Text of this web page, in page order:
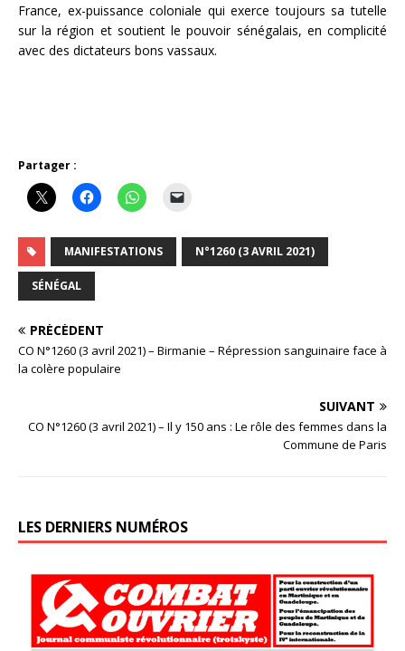
France, ex-puissance coloniale qui exerce toujours sa tutelle
sur la région et soutient le pouvoir sénégalais, en complicité
avec des dictateurs bons vassaux.
Partager :
MANIFESTATIONS N°1260 (3 AVRIL 2021)
SÉNÉGAL
PRÉCÉDENT
CO N°1260 (3 avril 2021) – Birmanie – Répression sanguinaire face à
la colère populaire
SUIVANT
CO N°1260 (3 avril 2021) – Il y 150 ans : Le rôle des femmes dans la
Commune de Paris
LES DERNIERS NUMÉROS